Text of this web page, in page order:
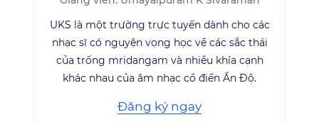
UKS là một trường trực tuyến dành cho các
nhạc sĩ có nguyện vọng học về các sắc thái
của trống mridangam và nhiều khía cạnh
khác nhau của âm nhạc cổ điển Ấn Độ.
Đăng ký ngay